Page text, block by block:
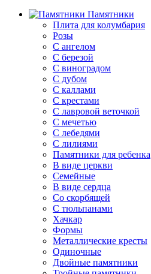
Памятники
Плита для колумбария
Розы
C ангелом
C березой
С виноградом
С дубом
С каллами
С крестами
С лавровой веточкой
С мечетью
C лебедями
С лилиями
Памятники для ребенка
В виде церкви
Семейные
В виде сердца
Со скорбящей
С тюльпанами
Хачкар
Формы
Металлические кресты
Одиночные
Двойные памятники